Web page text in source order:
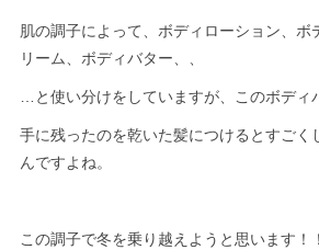
肌の調子によって、ボディローション、ボ
リーム、ボディバター、、
…と使い分けをしていますが、このボディ
手に残ったのを乾いた髪につけるとすごく
んですよね。
この調子で冬を乗り越えようと思います！！